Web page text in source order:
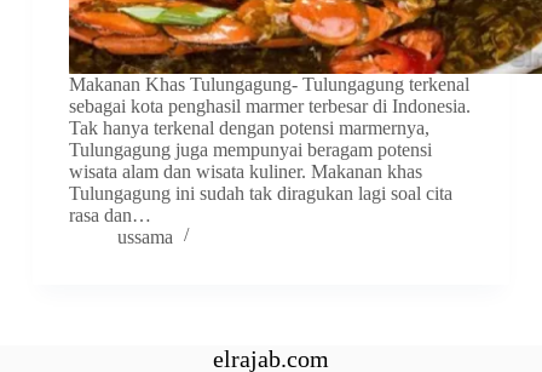
Makanan Khas Tulungagung- Tulungagung terkenal
sebagai kota penghasil marmer terbesar di Indonesia.
Tak hanya terkenal dengan potensi marmernya,
Tulungagung juga mempunyai beragam potensi
wisata alam dan wisata kuliner. Makanan khas
Tulungagung ini sudah tak diragukan lagi soal cita
rasa dan…
ussama
elrajab.com